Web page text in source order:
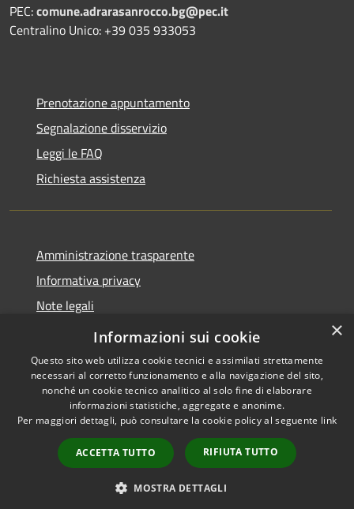
PEC:comune.adrarasanrocco.bg@pec.it
Centralino Unico: +39 035 933053
Prenotazione appuntamento
Segnalazione disservizio
Leggi le FAQ
Richiesta assistenza
Amministrazione trasparente
Informativa privacy
Note legali
Dichiarazione di accessibilità
Accessibilità
Copyright © 2026 • Comune di
Adrara San Rocco • Powered
byMunicipium
Accesso
redazione
×
Informazioni sui cookie
Questo sito web utilizza cookie tecnici e assimilati strettamente
necessari al corretto funzionamento e alla navigazione del sito,
nonché un cookie tecnico analitico al solo fine di elaborare
informazioni statistiche, aggregate e anonime.
Per maggiori dettagli, può consultare la cookie policy al seguente link
ACCETTA TUTTO RIFIUTA TUTTO
MOSTRA DETTAGLI